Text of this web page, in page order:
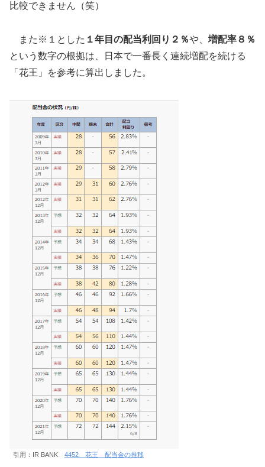
比較できません（笑）
また※１とした １年目の配当利回り２％や、 増配率８％
という数字の根拠は、日本で一番長く連続増配を続ける
「花王」を参考に算出しました。
引用：IR BANK 4452 花王 配当金の推移